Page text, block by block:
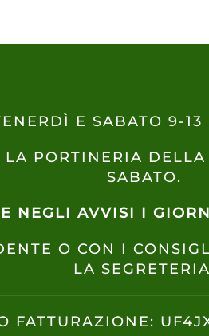
E SABATO 9-13
PORTINERIA
SABATO.
NEGLI AVVISI I
O CON I
LA
FATTURAZIONE: